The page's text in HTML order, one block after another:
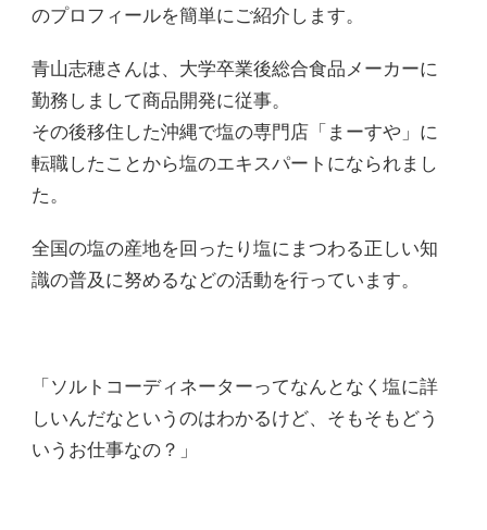
のプロフィールを簡単にご紹介します。
青山志穂さんは、大学卒業後総合食品メーカーに
勤務しまして商品開発に従事。
その後移住した沖縄で塩の専門店「まーすや」に
転職したことから塩のエキスパートになられまし
た。
全国の塩の産地を回ったり塩にまつわる正しい知
識の普及に努めるなどの活動を行っています。
「ソルトコーディネーターってなんとなく塩に詳
しいんだなというのはわかるけど、そもそもどう
いうお仕事なの？」